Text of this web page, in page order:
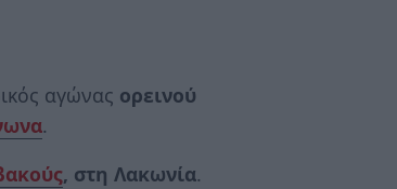
αγώνας ορεινού
.
, στη Λακωνία.